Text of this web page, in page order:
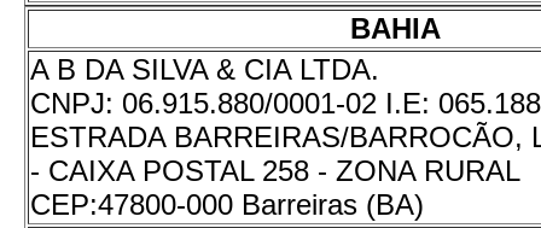
BAHIA
A B DA SILVA & CIA LTDA.
CNPJ: 06.915.880/0001-02 I.E:
ESTRADA BARREIRAS/BARROCÃO,
- CAIXA POSTAL 258 - ZONA RURAL
CEP:47800-000 Barreiras (BA)